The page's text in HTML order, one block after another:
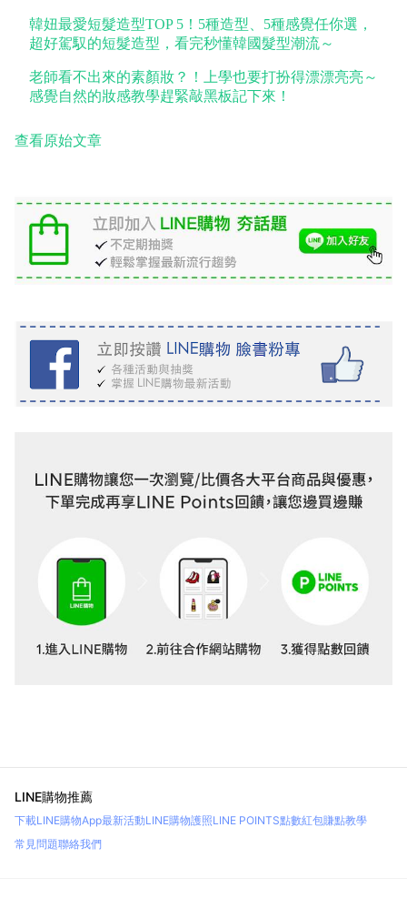
韓妞最愛短髮造型TOP 5！5種造型、5種感覺任你選，
超好駕馭的短髮造型，看完秒懂韓國髮型潮流～
老師看不出來的素顏妝？！上學也要打扮得漂漂亮亮～
感覺自然的妝感教學趕緊敲黑板記下來！
查看原始文章
LINE購物推薦
下載LINE購物App最新活動LINE購物護照LINE POINTS點數紅包賺點教學
常見問題聯絡我們